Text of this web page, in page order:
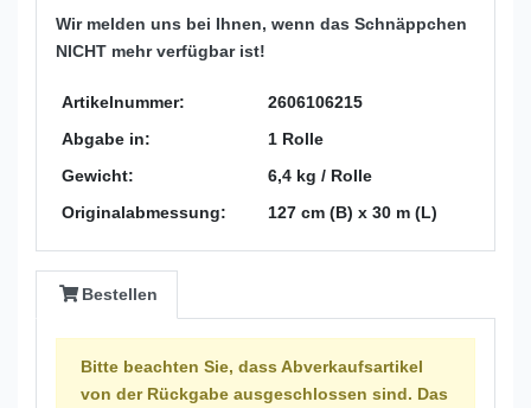
Wir melden uns bei Ihnen, wenn das Schnäppchen
NICHT mehr verfügbar ist!
Artikelnummer:
2606106215
Abgabe in:
1 Rolle
Gewicht:
6,4 kg / Rolle
Originalabmessung:
127 cm (B) x 30 m (L)
Bestellen
Bitte beachten Sie, dass Abverkaufsartikel
von der Rückgabe ausgeschlossen sind. Das